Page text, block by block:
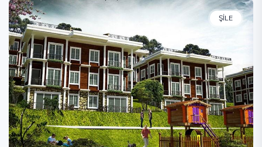
ŞILE